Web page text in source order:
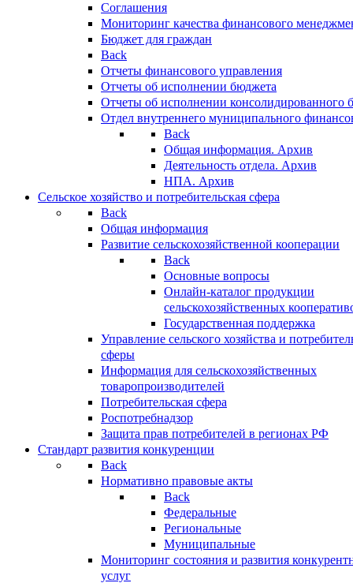
Соглашения
Мониторинг качества финансового
Бюджет для граждан
Back
Отчеты финансового управления
Отчеты об исполнении бюджета
Отчеты об исполнении консолидированного
Отдел внутреннего муниципального
Back
Общая информация. Архив
Деятельность отдела. Архив
НПА. Архив
Сельское хозяйство и потребительская сфера
Back
Общая информация
Развитие сельскохозяйственной кооперации
Back
Основные вопросы
Онлайн-каталог продукции
сельскохозяйственных
Государственная поддержка
Управление сельского хозяйства и
сферы
Информация для сельскохозяйственных
товаропроизводителей
Потребительская сфера
Роспотребнадзор
Защита прав потребителей в регионах РФ
Стандарт развития конкуренции
Back
Нормативно правовые акты
Back
Федеральные
Региональные
Муниципальные
Мониторинг состояния и развития
услуг